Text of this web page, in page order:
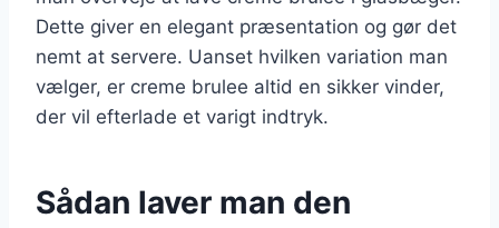
Dette giver en elegant præsentation og gør det
nemt at servere. Uanset hvilken variation man
vælger, er creme brulee altid en sikker vinder,
der vil efterlade et varigt indtryk.
Sådan laver man den